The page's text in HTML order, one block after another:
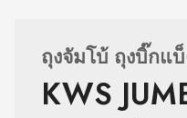
ถุงจัมโบ้ ถุงบิ๊กแ
KWS